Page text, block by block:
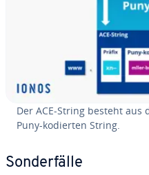
Der ACE-String besteht aus
Puny-kodierten String.
Son­der­fäl­le